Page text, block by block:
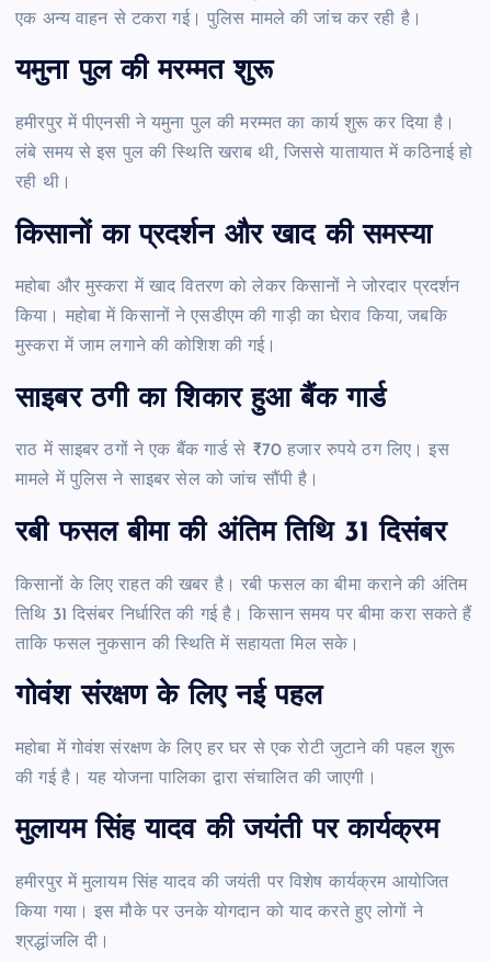
एक अन्य वाहन से टकरा गई। पुलिस मामले की जांच कर रही है।
यमुना पुल की मरम्मत शुरू
हमीरपुर में पीएनसी ने यमुना पुल की मरम्मत का कार्य शुरू कर दिया है।
लंबे समय से इस पुल की स्थिति खराब थी, जिससे यातायात में कठिनाई हो
रही थी।
किसानों का प्रदर्शन और खाद की समस्या
महोबा और मुस्करा में खाद वितरण को लेकर किसानों ने जोरदार प्रदर्शन
किया। महोबा में किसानों ने एसडीएम की गाड़ी का घेराव किया, जबकि
मुस्करा में जाम लगाने की कोशिश की गई।
साइबर ठगी का शिकार हुआ बैंक गार्ड
राठ में साइबर ठगों ने एक बैंक गार्ड से ₹70 हजार रुपये ठग लिए। इस
मामले में पुलिस ने साइबर सेल को जांच सौंपी है।
रबी फसल बीमा की अंतिम तिथि 31 दिसंबर
किसानों के लिए राहत की खबर है। रबी फसल का बीमा कराने की अंतिम
तिथि 31 दिसंबर निर्धारित की गई है। किसान समय पर बीमा करा सकते हैं
ताकि फसल नुकसान की स्थिति में सहायता मिल सके।
गोवंश संरक्षण के लिए नई पहल
महोबा में गोवंश संरक्षण के लिए हर घर से एक रोटी जुटाने की पहल शुरू
की गई है। यह योजना पालिका द्वारा संचालित की जाएगी।
मुलायम सिंह यादव की जयंती पर कार्यक्रम
हमीरपुर में मुलायम सिंह यादव की जयंती पर विशेष कार्यक्रम आयोजित
किया गया। इस मौके पर उनके योगदान को याद करते हुए लोगों ने
श्रद्धांजलि दी।